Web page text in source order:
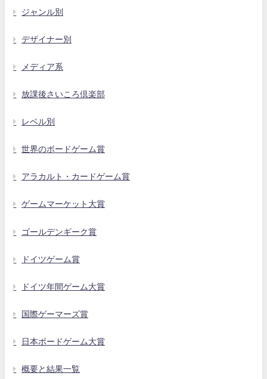
ジャンル別
デザイナー別
メディア系
放課後さいころ倶楽部
レベル別
世界のボードゲーム賞
アラカルト・カードゲーム賞
ゲームマーケット大賞
ゴールデンギーク賞
ドイツゲーム賞
ドイツ年間ゲーム大賞
国際ゲーマーズ賞
日本ボードゲーム大賞
概要と結果一覧